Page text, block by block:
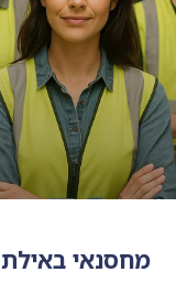
מחסנאי באילת